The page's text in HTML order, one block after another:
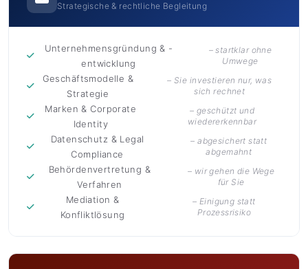
Strategische & rechtliche Begleitung
Unternehmensgründung & -
entwicklung
– startklar ohne
Umwege
Geschäftsmodelle &
Strategie
– Sie investieren nur, was
sich rechnet
Marken & Corporate
Identity
– geschützt und
wiedererkennbar
Datenschutz & Legal
Compliance
– abgesichert statt
abgemahnt
Behördenvertretung &
Verfahren
– wir gehen die Wege
für Sie
Mediation &
Konfliktlösung
– Einigung statt
Prozessrisiko